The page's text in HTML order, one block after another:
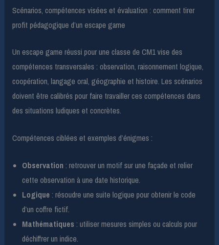
Scénarios, compétences visées et évaluation : comment tirer
profit pédagogique d’un escape game
Un escape game réussi pour une classe de CM1 vise des
compétences transversales : observation, raisonnement logique,
coopération, langage oral, géographie et histoire. Les scénarios
doivent être calibrés pour faire travailler ces compétences dans
des situations ludiques et concrètes.
Compétences ciblées et exemples d’énigmes :
Observation : retrouver un motif sur une façade et relier
cette observation à une date historique.
Logique : résoudre une suite logique pour obtenir le code
d’un coffre fictif.
Mathématiques : utiliser mesures simples ou calculs pour
déchiffrer un indice.